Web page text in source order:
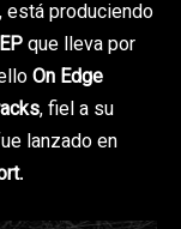
está produciendo
EPque lleva por
On Edge
, fiel a su
lanzado en
.